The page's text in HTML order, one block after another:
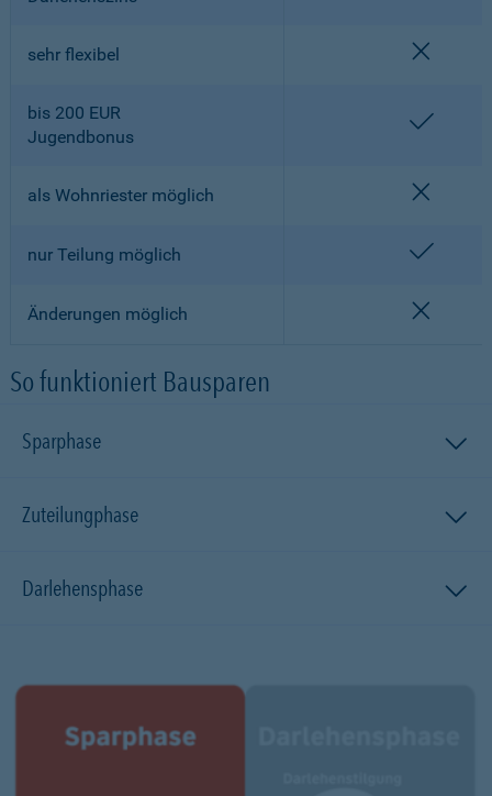
sehr flexibel
bis 200 EUR
Jugendbonus
als Wohnriester möglich
nur Teilung möglich
Änderungen möglich
So funktioniert Bausparen
Sparphase
Zuteilungphase
Darlehensphase